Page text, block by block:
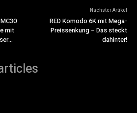
mit
Nächster Artikel
RED Komodo 6K mit Mega-
Preissenkung – Das steckt
dahinter!